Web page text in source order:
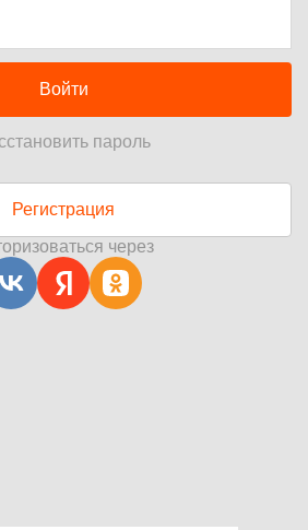
Войти
пароль
Регистрация
через